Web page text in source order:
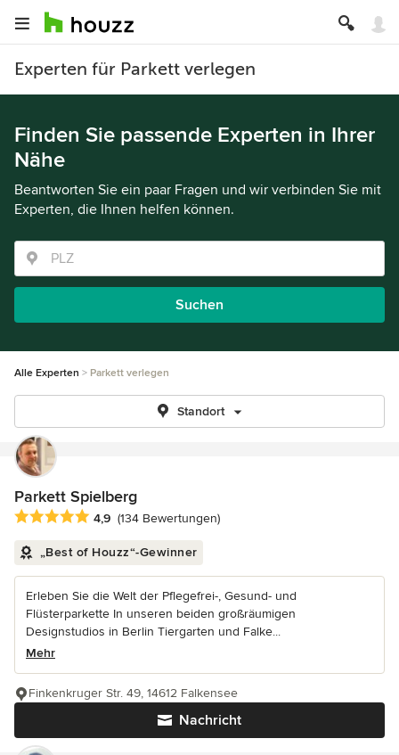
Experten für Parkett verlegen
Finden Sie passende Experten in Ihrer
Nähe
Beantworten Sie ein paar Fragen und wir verbinden Sie mit
Experten, die Ihnen helfen können.
Suchen
Alle Experten Parkett verlegen
Standort
Parkett Spielberg
Durchschnittliche Bewertung: 4.9 von 5 Sternen
4,9 (134 Bewertungen)
„Best of Houzz“-Gewinner
Erleben Sie die Welt der Pflegefrei-, Gesund- und
Flüsterparkette In unseren beiden großräumigen
Designstudios in Berlin Tiergarten und Falke...
Mehr
Nachricht
Finkenkruger Str. 49, 14612 Falkensee